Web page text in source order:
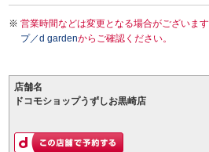
営業時間などは変更となる場合がございま
プ／d gardenからご確認ください。
店舗名
ドコモショップうずしお黒崎店